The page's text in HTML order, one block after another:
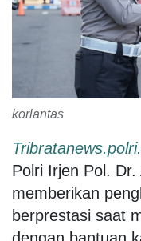
korlantas
Polri Irjen Pol.
memberikan
berprestasi saat